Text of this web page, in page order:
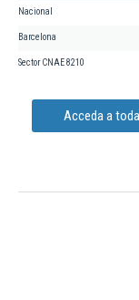
Nacional
Barcelona
Sector CNAE 8210
Acceda a